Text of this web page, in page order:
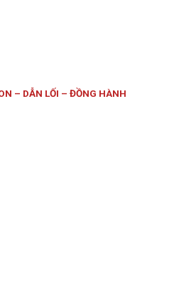
– DẪN LỐI – ĐỒNG HÀNH